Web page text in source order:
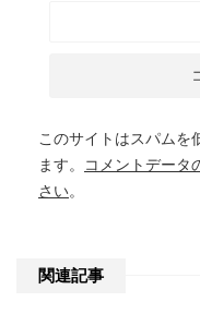
このサイトはスパムを
ます。
コメントデータ
さい。
関連記事